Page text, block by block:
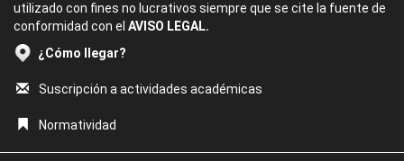
utilizado con fines no lucrativos siempre que se cite la fuente de
conformidad con el AVISO LEGAL.
¿Cómo llegar?
Suscripción a actividades académicas
Normatividad